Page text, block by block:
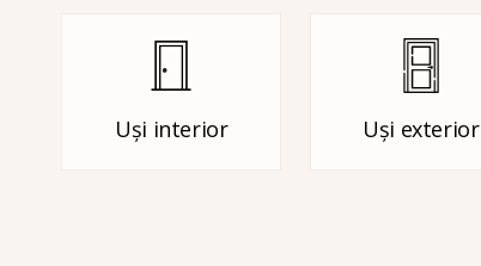
Uși interior Uși exterior